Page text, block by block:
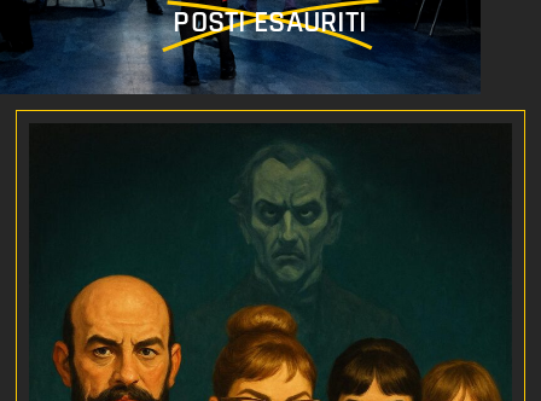
POSTI ESAURITI